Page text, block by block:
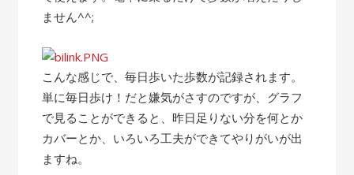
ません^^;
こんな感じで、毎日歩いた歩数が記録されます。
単に毎日歩け！だと嫌気がさすのですが、グラフ
で見ることができると、昨日足りない分を何とか
カバーとか、いろいろ工夫ができてやりがいが出
ますね。